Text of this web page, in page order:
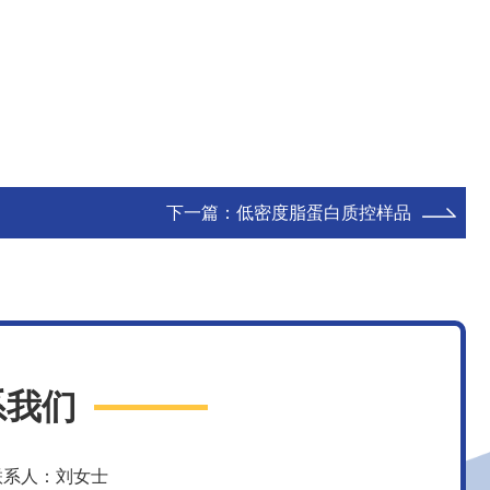
下一篇： 低密度脂蛋白质控样品
们
系人：刘女士